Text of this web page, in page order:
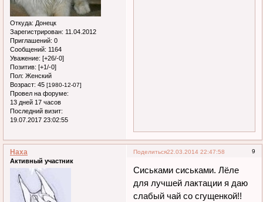
Откуда: Донецк
Зарегистрирован: 11.04.2012
Приглашений: 0
Сообщений: 1164
Уважение: [+26/-0]
Позитив: [+1/-0]
Пол: Женский
Возраст: 45 [1980-12-07]
Провел на форуме:
13 дней 17 часов
Последний визит:
19.07.2017 23:02:55
Поделиться 9
22.03.2014 22:47:58
Наха
Активный участник
Сиськами сиськами. Лёле
для лучшей лактации я даю
слабый чай со сгущенкой!!